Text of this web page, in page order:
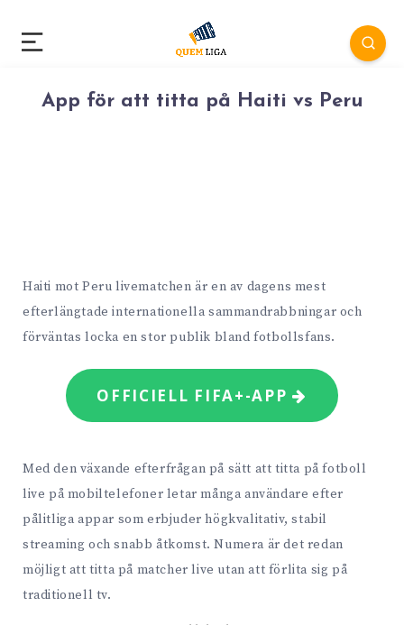
App för att titta på Haiti vs Peru
Haiti mot Peru livematchen är en av dagens mest
efterlängtade internationella sammandrabbningar och
förväntas locka en stor publik bland fotbollsfans.
OFFICIELL FIFA+-APP
Med den växande efterfrågan på sätt att titta på fotboll
live på mobiltelefoner letar många användare efter
pålitliga appar som erbjuder högkvalitativ, stabil
streaming och snabb åtkomst. Numera är det redan
möjligt att titta på matcher live utan att förlita sig på
traditionell tv.